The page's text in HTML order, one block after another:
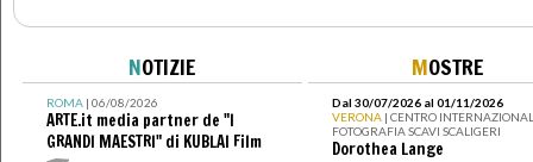
NOTIZIE
ROMA| 06/08/2026
ARTE.it media partner de "I
GRANDI MAESTRI" di KUBLAI Film
MOSTRE
Dal 30/07/2026 al 01/11/2026
VERONA | CENTRO
FOTOGRAFIA SCAVI SCALIGERI
Dorothea Lange